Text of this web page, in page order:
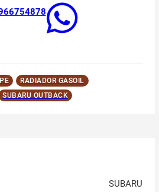
RADIADOR GASOIL
SUBARU OUTBACK
SUBARU